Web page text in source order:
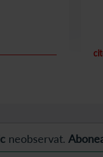
neobservat.